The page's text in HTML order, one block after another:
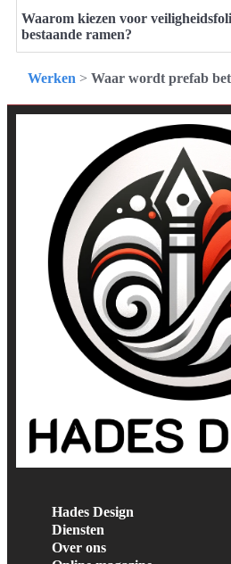
Waarom kiezen voor
bestaande ramen?
Werken > Waar wordt prefab
Hades Design
Diensten
Over ons